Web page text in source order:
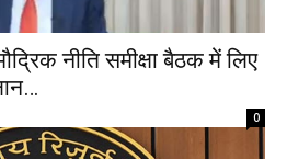
नीति समीक्षा बैठक में लिए
0